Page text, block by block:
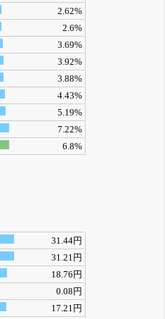
2.62%
2.6%
3.69%
3.92%
3.88%
4.43%
5.19%
7.22%
6.8%
31.44円
31.21円
18.76円
0.08円
17.21円